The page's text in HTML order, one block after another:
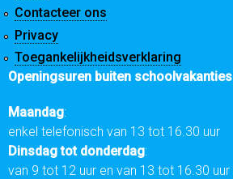
Contacteer ons
Privacy
Toegankelijkheidsverklaring
Openingsuren buiten schoolvakanties
Maandag:
enkel telefonisch van 13 tot 16.30 uur
Dinsdag tot donderdag:
van 9 tot 12 uur en van 13 tot 16.30 uur